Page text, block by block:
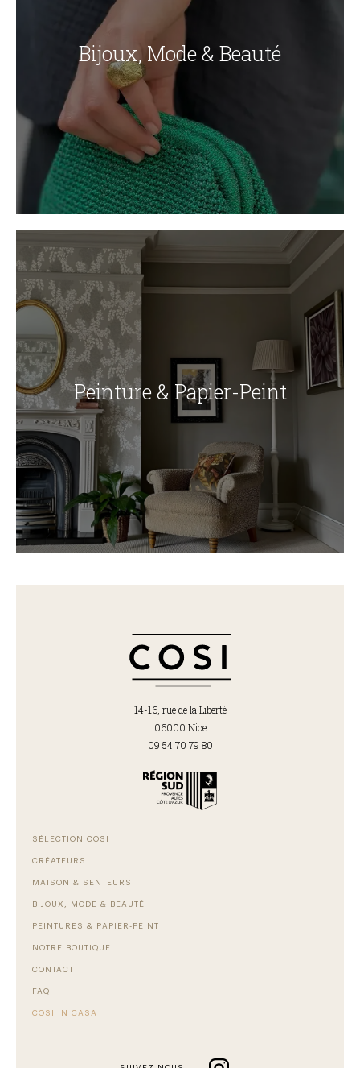
Bijoux, Mode & Beauté
Peinture & Papier-Peint
14-16, rue de la Liberté
06000 Nice
09 54 70 79 80
SÉLECTION COSI
CRÉATEURS
MAISON & SENTEURS
BIJOUX, MODE & BEAUTÉ
PEINTURES & PAPIER-PEINT
NOTRE BOUTIQUE
CONTACT
FAQ
COSI IN CASA